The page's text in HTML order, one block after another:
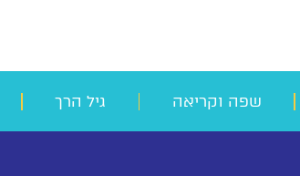
שפה וקריאה גיל הרך